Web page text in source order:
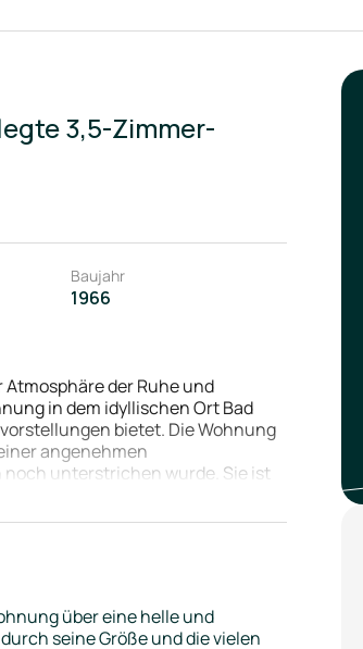
3,5-Zimmer-
Baujahr
1966
der Ruhe und
in dem idyllischen Ort Bad
bietet. Die Wohnung
angenehmen
unterstrichen wurde. Sie ist
freuen. Die hellen Zimmer,
im Jahr 2024 nun
im Freien verbringen, die Seele
Räume fließen, sondern tragen
über eine helle und
seine Größe und die vielen